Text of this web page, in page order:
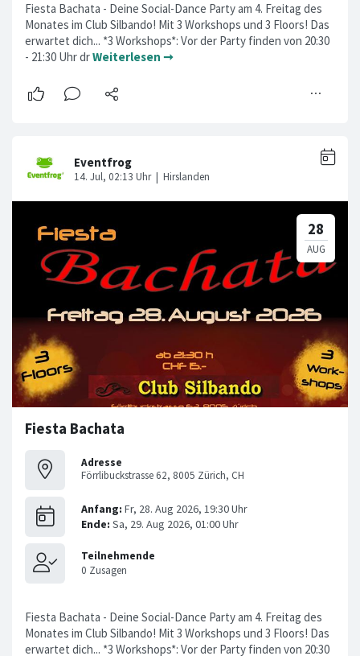
Fiesta Bachata - Deine Social-Dance Party am 4. Freitag des
Monates im Club Silbando! Mit 3 Workshops und 3 Floors! Das
erwartet dich... *3 Workshops*: Vor der Party finden von 20:30
- 21:30 Uhr drWeiterlesen ➞
Fiesta Bachata
Adresse
Förrlibuckstrasse 62, 8005 Zürich, CH
Fiesta Bachata - Deine Social-Dance Party am 4. Freitag des
Monates im Club Silbando! Mit 3 Workshops und 3 Floors! Das
erwartet dich... *3 Workshops*: Vor der Party finden von 20:30